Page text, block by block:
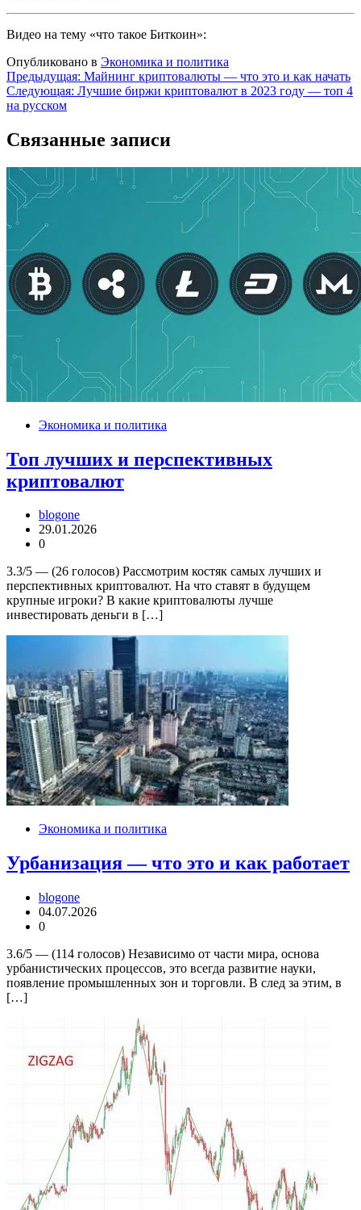
Видео на тему «что такое Биткоин»:
Опубликовано в Экономика и политика
Навигация
по
Предыдущая: Майнинг криптовалюты — что это и как начать
Следующая: Лучшие биржи криптовалют в 2023 году — топ 4
на русском
Связанные записи
Экономика и политика
Топ лучших и перспективных
криптовалют
blogone
29.01.2026
0
3.3/5 — (26 голосов) Рассмотрим костяк самых лучших и
перспективных криптовалют. На что ставят в будущем
крупные игроки? В какие криптовалюты лучше
инвестировать деньги в […]
Экономика и политика
Урбанизация — что это и как работает
blogone
04.07.2026
0
3.6/5 — (114 голосов) Независимо от части мира, основа
урбанистических процессов, это всегда развитие науки,
появление промышленных зон и торговли. В след за этим, в
[…]